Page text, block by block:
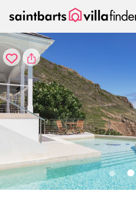
Panel de gestión de cookies